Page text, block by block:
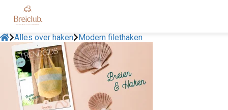
Alles over haken Modern filethaken